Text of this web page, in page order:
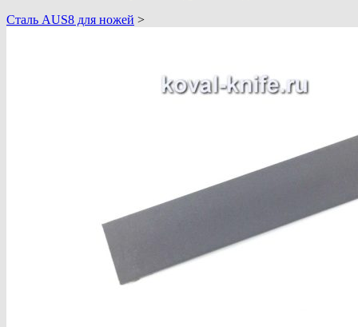
Cталь AUS8 для ножей >